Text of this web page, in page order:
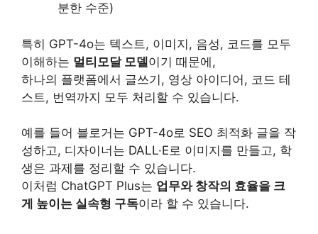
분한 수준)
특히 GPT-4o는 텍스트, 이미지, 음성, 코드를 모두
이해하는 멀티모달 모델이기 때문에,
하나의 플랫폼에서 글쓰기, 영상 아이디어, 코드 테
스트, 번역까지 모두 처리할 수 있습니다.
예를 들어 블로거는 GPT-4o로 SEO 최적화 글을 작
성하고, 디자이너는 DALL·E로 이미지를 만들고, 학
생은 과제를 정리할 수 있습니다.
이처럼 ChatGPT Plus는 업무와 창작의 효율을 크
게 높이는 실속형 구독이라 할 수 있습니다.